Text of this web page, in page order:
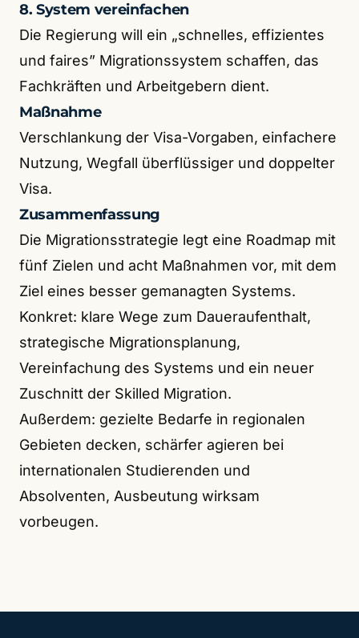
8. System vereinfachen
Die Regierung will ein „schnelles, effizientes
und faires” Migrationssystem schaffen, das
Fachkräften und Arbeitgebern dient.
Maßnahme
Verschlankung der Visa-Vorgaben, einfachere
Nutzung, Wegfall überflüssiger und doppelter
Visa.
Zusammenfassung
Die Migrationsstrategie legt eine Roadmap mit
fünf Zielen und acht Maßnahmen vor, mit dem
Ziel eines besser gemanagten Systems.
Konkret: klare Wege zum Daueraufenthalt,
strategische Migrationsplanung,
Vereinfachung des Systems und ein neuer
Zuschnitt der Skilled Migration.
Außerdem: gezielte Bedarfe in regionalen
Gebieten decken, schärfer agieren bei
internationalen Studierenden und
Absolventen, Ausbeutung wirksam
vorbeugen.